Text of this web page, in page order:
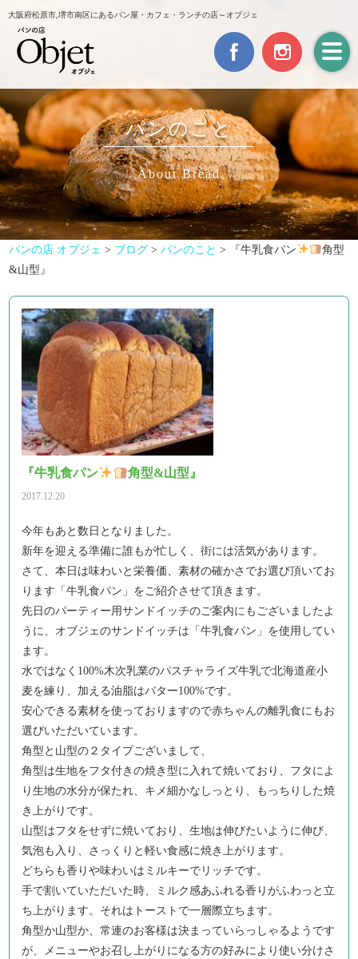
大阪府松原市,堺市南区にあるパン屋・カフェ・ランチの店～オブジェ
パンのこと
About Bread
パンの店 オブジェ > ブログ >パンのこと > 『牛乳食パン
角型
&山型』
『牛乳食パン 角型&山型』
2017.12.20
今年もあと数日となりました。
新年を迎える準備に誰もが忙しく、街には活気があります。
さて、本日は味わいと栄養価、素材の確かさでお選び頂いてお
ります「牛乳食パン」をご紹介させて頂きます。
先日のパーティー用サンドイッチのご案内にもございましたよ
うに、オブジェのサンドイッチは「牛乳食パン」を使用してい
ます。
水ではなく100%木次乳業のパスチャライズ牛乳で北海道産小
麦を練り、加える油脂はバター100%です。
安心できる素材を使っておりますので赤ちゃんの離乳食にもお
選びいただいています。
角型と山型の２タイプございまして、
角型は生地をフタ付きの焼き型に入れて焼いており、フタによ
り生地の水分が保たれ、キメ細かなしっとり、もっちりした焼
き上がりです。
山型はフタをせずに焼いており、生地は伸びたいように伸び、
気泡も入り、さっくりと軽い食感に焼き上がります。
どちらも香りや味わいはミルキーでリッチです。
手で割いていただいた時、ミルク感あふれる香りがふわっと立
ち上がります。それはトーストで一層際立ちます。
角型か山型か、常連のお客様は決まっていらっしゃるようです
が、メニューやお召し上がりになる方の好みにより使い分けさ